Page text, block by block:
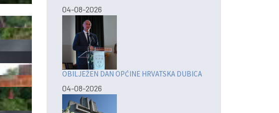
04-08-2026
OBILJEŽEN DAN OPĆINE HRVATSKA DUBICA
04-08-2026